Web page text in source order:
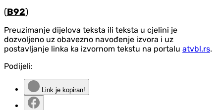
(B92)
Preuzimanje dijelova teksta ili teksta u cjelini je
dozvoljeno uz obavezno navođenje izvora i uz
postavljanje linka ka izvornom tekstu na portalu atvbl.rs.
Podijeli:
Link je kopiran!